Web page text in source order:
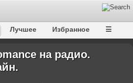
Лучшее Избранное ☰
на радио.